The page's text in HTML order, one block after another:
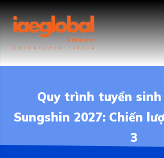
Quy trình tuyển
Sungshin 2027: Chiến
3